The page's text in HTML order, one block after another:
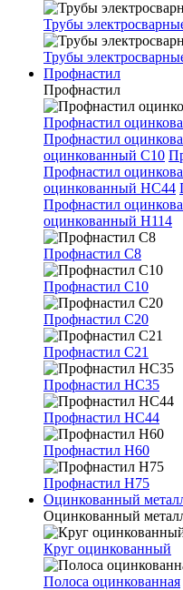
Трубы
Трубы
Профнастил
Профнастил
Профнастил
Профнастил
оцинкованный С10
Профнастил
оцинкованный НС44
Профнастил
оцинкованный Н114
Профнастил С8
Профнастил С10
Профнастил С20
Профнастил С21
Профнастил НС35
Профнастил НС44
Профнастил Н60
Профнастил Н75
Оцинкованный
Оцинкованный
Круг оцинкованный
Полоса оцинкованная